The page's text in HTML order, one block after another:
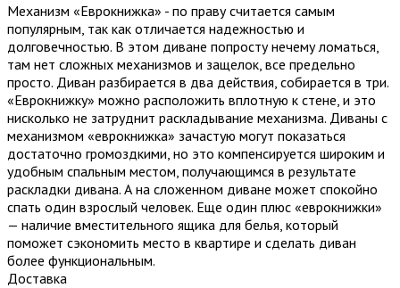
Механизм «Еврокнижка» - по праву считается самым
популярным, так как отличается надежностью и
долговечностью. В этом диване попросту нечему ломаться,
там нет сложных механизмов и защелок, все предельно
просто. Диван разбирается в два действия, собирается в три.
«Еврокнижку» можно расположить вплотную к стене, и это
нисколько не затруднит раскладывание механизма. Диваны с
механизмом «еврокнижка» зачастую могут показаться
достаточно громоздкими, но это компенсируется широким и
удобным спальным местом, получающимся в результате
раскладки дивана. А на сложенном диване может спокойно
спать один взрослый человек. Еще один плюс «еврокнижки»
— наличие вместительного ящика для белья, который
поможет сэкономить место в квартире и сделать диван
более функциональным.
Доставка